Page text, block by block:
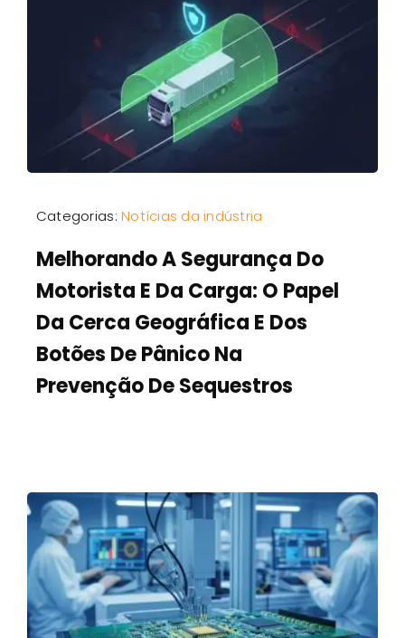
Categorias:Notícias da indústria
Melhorando A Segurança Do
Motorista E Da Carga: O Papel
Da Cerca Geográfica E Dos
Botões De Pânico Na
Prevenção De Sequestros